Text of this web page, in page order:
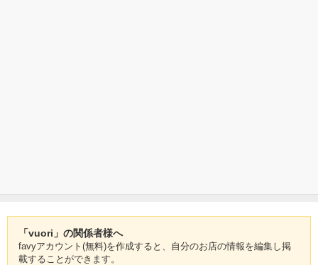
「vuori」の関係者様へ
favyアカウント(無料)を作成すると、自分のお店の情報を編集し掲
載することができます。